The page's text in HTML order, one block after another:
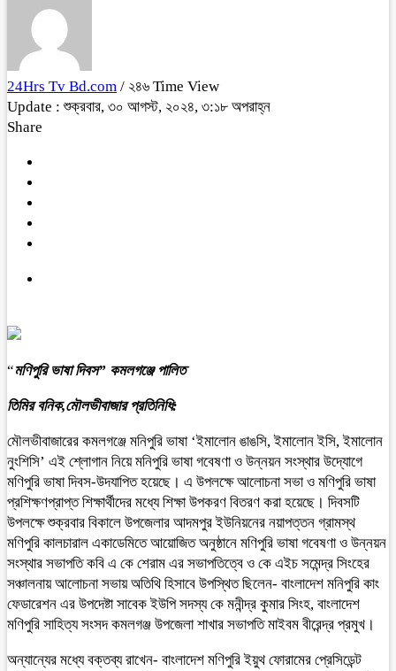
24Hrs Tv Bd.com / ২৪৬ Time View
Update : শুক্রবার, ৩০ আগস্ট, ২০২৪, ৩:১৮ অপরাহ্ন
Share
“মণিপুরি ভাষা দিবস” কমলগঞ্জে পালিত
তিমির বনিক,মৌলভীবাজার প্রতিনিধি:
মৌলভীবাজারের কমলগঞ্জে মনিপুরি ভাষা ‘ইমালোন ঙাঙসি, ইমালোন ইসি, ইমালোন
নুংশিসি’ এই শ্লোগান নিয়ে মনিপুরি ভাষা গবেষণা ও উন্নয়ন সংস্থার উদ্যোগে
মণিপুরি ভাষা দিবস-উদযাপিত হয়েছে। এ উপলক্ষে আলোচনা সভা ও মণিপুরি ভাষা
প্রশিক্ষণপ্রাপ্ত শিক্ষার্থীদের মধ্যে শিক্ষা উপকরণ বিতরণ করা হয়েছে। দিবসটি
উপলক্ষে শুক্রবার বিকালে উপজেলার আদমপুর ইউনিয়নের নয়াপত্তন গ্রামস্থ
মণিপুরি কালচারাল একাডেমিতে আয়োজিত অনুষ্ঠানে মণিপুরি ভাষা গবেষণা ও উন্নয়ন
সংস্থার সভাপতি কবি এ কে শেরাম এর সভাপতিত্বে ও কে এইচ সমেন্দ্র সিংহের
সঞ্চালনায় আলোচনা সভায় অতিথি হিসাবে উপস্থিত ছিলেন- বাংলাদেশ মনিপুরি কাং
ফেডারেশন এর উপদেষ্টা সাবেক ইউপি সদস্য কে মনীন্দ্র কুমার সিংহ, বাংলাদেশ
মণিপুরি সাহিত্য সংসদ কমলগঞ্জ উপজেলা শাখার সভাপতি মাইবম বীরেন্দ্র প্রমুখ।
অন্যান্যের মধ্যে বক্তব্য রাখেন- বাংলাদেশ মণিপুরি ইয়ুথ ফোরামের প্রেসিডেন্ট